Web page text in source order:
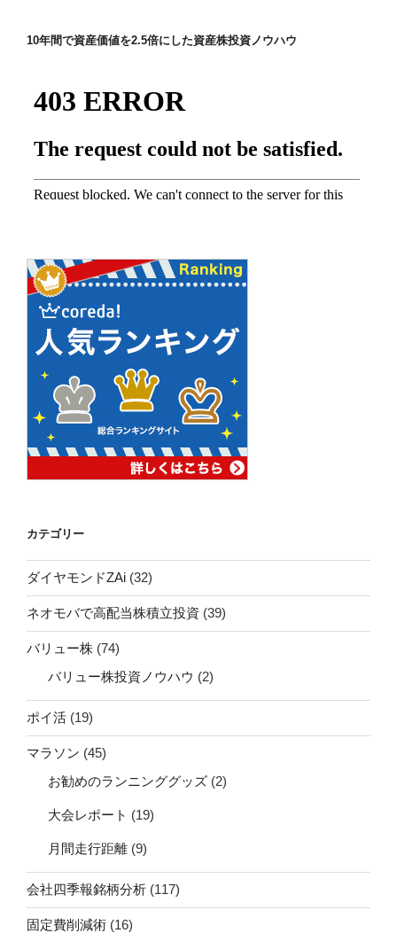
10年間で資産価値を2.5倍にした資産株投資ノウハウ
カテゴリー
ダイヤモンドZAi (32)
ネオモバで高配当株積立投資 (39)
バリュー株 (74)
バリュー株投資ノウハウ (2)
ポイ活 (19)
マラソン (45)
お勧めのランニンググッズ (2)
大会レポート (19)
月間走行距離 (9)
会社四季報銘柄分析 (117)
固定費削減術 (16)